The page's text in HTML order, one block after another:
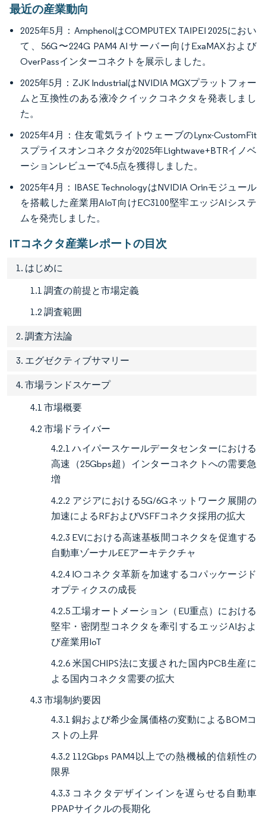
最近の産業動向
2025年5月：AmphenolはCOMPUTEX TAIPEI 2025におい
て、56G〜224G PAM4 AIサーバー向けExaMAXおよび
OverPassインターコネクトを展示しました。
2025年5月：ZJK IndustrialはNVIDIA MGXプラットフォー
ムと互換性のある液冷クイックコネクタを発表しまし
た。
2025年4月：住友電気ライトウェーブのLynx-CustomFit
スプライスオンコネクタが2025年Lightwave+BTRイノベ
ーションレビューで4.5点を獲得しました。
2025年4月：IBASE TechnologyはNVIDIA Orinモジュール
を搭載した産業用AIoT向けEC3100堅牢エッジAIシステ
ムを発売しました。
ITコネクタ産業レポートの目次
1. はじめに
1.1 調査の前提と市場定義
1.2 調査範囲
2. 調査方法論
3. エグゼクティブサマリー
4. 市場ランドスケープ
4.1 市場概要
4.2 市場ドライバー
4.2.1 ハイパースケールデータセンターにおける
高速（25Gbps超）インターコネクトへの需要急
増
4.2.2 アジアにおける5G/6Gネットワーク展開の
加速によるRFおよびVSFFコネクタ採用の拡大
4.2.3 EVにおける高速基板間コネクタを促進する
自動車ゾーナルEEアーキテクチャ
4.2.4 IOコネクタ革新を加速するコパッケージド
オプティクスの成長
4.2.5 工場オートメーション（EU重点）における
堅牢・密閉型コネクタを牽引するエッジAIおよ
び産業用IoT
4.2.6 米国CHIPS法に支援された国内PCB生産に
よる国内コネクタ需要の拡大
4.3 市場制約要因
4.3.1 銅および希少金属価格の変動によるBOMコ
ストの上昇
4.3.2 112Gbps PAM4以上での熱機械的信頼性の
限界
4.3.3 コネクタデザインインを遅らせる自動車
PPAPサイクルの長期化